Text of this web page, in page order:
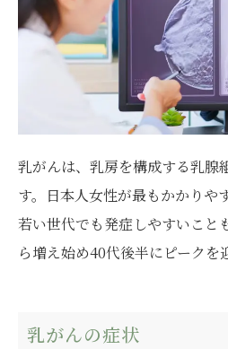
乳がんは、乳房を構成する乳腺
す。日本人女性が最もかかりや
若い世代でも発症しやすいこと
ら増え始め40代後半にピークを
乳がんの症状